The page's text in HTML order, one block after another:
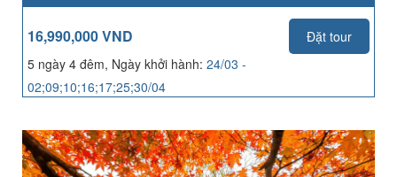
16,990,000 VND
Đặt tour
5 ngày 4 đêm, Ngày khởi hành: 24/03 -
02;09;10;16;17;25;30/04